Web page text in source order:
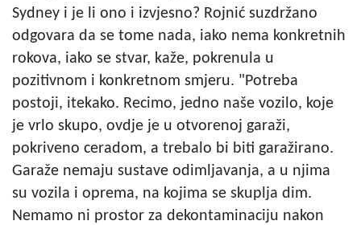
Sydney i je li ono i izvjesno? Rojnić suzdržano
odgovara da se tome nada, iako nema konkretnih
rokova, iako se stvar, kaže, pokrenula u
pozitivnom i konkretnom smjeru. "Potreba
postoji, itekako. Recimo, jedno naše vozilo, koje
je vrlo skupo, ovdje je u otvorenoj garaži,
pokriveno ceradom, a trebalo bi biti garažirano.
Garaže nemaju sustave odimljavanja, a u njima
su vozila i oprema, na kojima se skuplja dim.
Nemamo ni prostor za dekontaminaciju nakon